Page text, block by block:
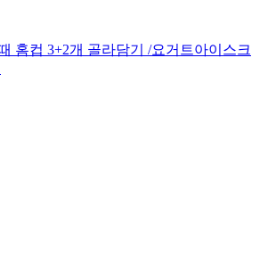
홈컵 3+2개 골라담기 /요거트아이스크